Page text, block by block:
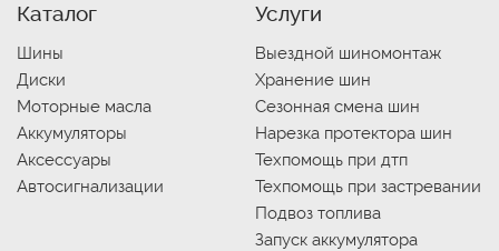
Каталог
Шины
Диски
Моторные масла
Аккумуляторы
Аксессуары
Автосигнализации
Услуги
Выездной шиномонтаж
Хранение шин
Сезонная смена шин
Нарезка протектора шин
Техпомощь при дтп
Техпомощь при застревании
Подвоз топлива
Запуск аккумулятора